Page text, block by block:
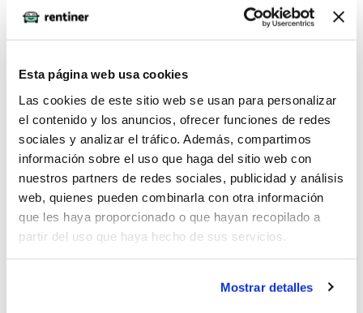
Esta página web usa cookies
Las cookies de este sitio web se usan para personalizar
el contenido y los anuncios, ofrecer funciones de redes
sociales y analizar el tráfico. Además, compartimos
información sobre el uso que haga del sitio web con
nuestros partners de redes sociales, publicidad y análisis
web, quienes pueden combinarla con otra información
que les haya proporcionado o que hayan recopilado a
partir del uso que haya hecho de sus servicios.
Mostrar detalles
Ponte en contacto con un asesor para que te indique
ser autónomo necesitaremos las presentaciones de
tus IVAs trimestrales, la declaración censal y tu vida
laboral. En caso de empresas puede que además de
los IVAs necesitemos escrituras de la empresa para
revisar que el administrador de la sociedad sea
quien firme. Las empresas no pueden realizar el
estudio online porque un analista de riesgos debe
analizar la documentación manualmente para
Una vez terminado el proceso de estudio (inmediato